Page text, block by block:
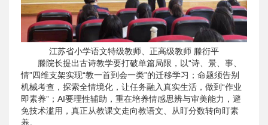
江苏省小学语文特级教师、正高级教师 滕衍平
滕院长提出古诗教学要打破单篇局限，以“诗、景、事、
情”四维支架实现“教一首到会一类”的迁移学习；命题须告别
机械考查，探索全情境化，让任务融入真实生活，做到“作业
即素养”；AI要理性辅助，重在培养情感思辨与审美能力，避
免技术滥用，真正从教课文走向教语文、从盯分数转向盯素
养。